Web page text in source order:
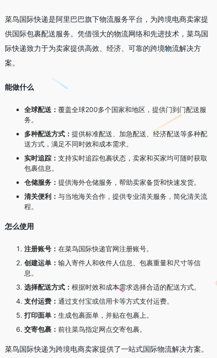
菜鸟国际快递是阿里巴巴旗下物流服务平台，为跨境电商卖家提
供国际包裹配送服务。凭借强大的物流网络和先进技术，菜鸟国
际快递致力于为卖家提供高效、经济、可靠的跨境物流解决方
案。
能做什么
全球配送： 覆盖全球200多个国家和地区，提供门到门配送服
务。
多种配送方式： 提供标准配送、加急配送、经济配送等多种配
送方式，满足不同时效和成本需求。
实时追踪： 支持实时追踪包裹状态，卖家和买家均可随时获取
包裹信息。
仓储服务： 提供海外仓储服务，帮助卖家备货和快速发货。
清关便利： 与当地海关合作，提供专业清关服务，简化清关流
程。
怎么使用
注册账号： 在菜鸟国际快递官网注册账号。
创建运单： 输入寄件人和收件人信息、包裹重量和尺寸等信
息。
选择配送方式： 根据时效和成本需求选择合适的配送方式。
支付运费： 通过支付宝或信用卡等方式支付运费。
打印面单： 生成包裹面单，并贴在包裹上。
交寄包裹： 前往菜鸟指定网点交寄包裹。
菜鸟国际快递为跨境电商卖家提供了一站式国际物流解决方案。